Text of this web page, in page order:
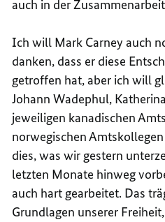
auch in der
Ich will Mark Carney auch
danken, dass er diese
getroffen hat, aber ich will
Johann Wadephul,
jeweiligen kanadischen
norwegischen
dies, was wir gestern
letzten Monate hinweg
auch hart gearbeitet. Das
Grundlagen unserer